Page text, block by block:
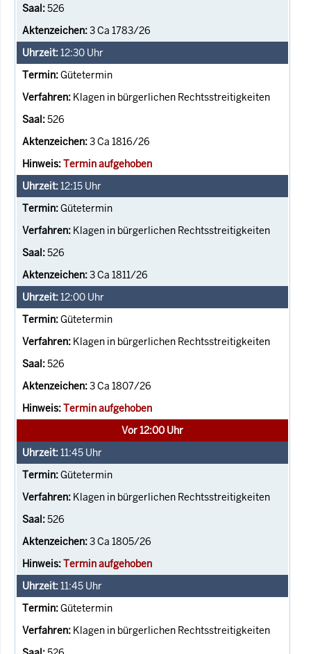
526
3 Ca 1783/26
12:30 Uhr
Gütetermin
Klagen in bürgerlichen Rechtsstreitigkeiten
526
3 Ca 1816/26
Termin aufgehoben
12:15 Uhr
Gütetermin
Klagen in bürgerlichen Rechtsstreitigkeiten
526
3 Ca 1811/26
12:00 Uhr
Gütetermin
Klagen in bürgerlichen Rechtsstreitigkeiten
526
3 Ca 1807/26
Termin aufgehoben
Vor 12:00 Uhr
11:45 Uhr
Gütetermin
Klagen in bürgerlichen Rechtsstreitigkeiten
526
3 Ca 1805/26
Termin aufgehoben
11:45 Uhr
Gütetermin
Klagen in bürgerlichen Rechtsstreitigkeiten